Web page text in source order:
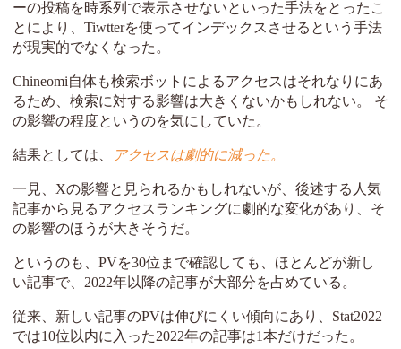
ーの投稿を時系列で表示させないといった手法をとったこ
とにより、Tiwtterを使ってインデックスさせるという手法
が現実的でなくなった。
Chineomi自体も検索ボットによるアクセスはそれなりにあ
るため、検索に対する影響は大きくないかもしれない。 そ
の影響の程度というのを気にしていた。
結果としては、 アクセスは劇的に減った。
一見、Xの影響と見られるかもしれないが、後述する人気
記事から見るアクセスランキングに劇的な変化があり、そ
の影響のほうが大きそうだ。
というのも、PVを30位まで確認しても、ほとんどが新し
い記事で、2022年以降の記事が大部分を占めている。
従来、新しい記事のPVは伸びにくい傾向にあり、Stat2022
では10位以内に入った2022年の記事は1本だけだった。